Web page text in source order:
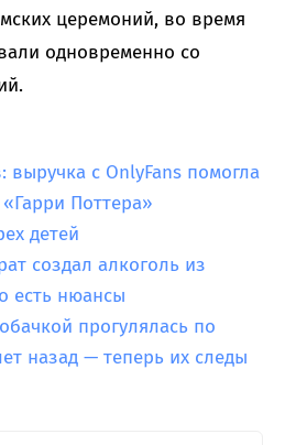
церемоний, во время
одновременно со
выручка с OnlyFans помогла
Поттера»
детей
создал алкоголь из
есть нюансы
прогулялась по
назад — теперь их следы